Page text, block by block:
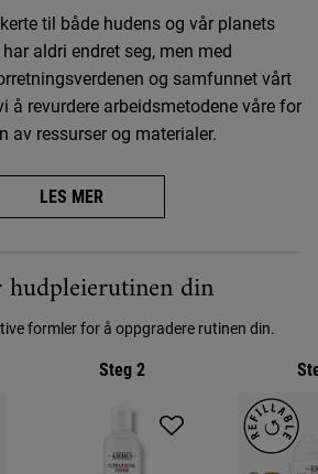
til både hudens og vår planets
aldri endret seg, men med
og samfunnet vårt
å revurdere arbeidsmetodene våre for
av ressurser og materialer.
LES MER
din
formler for å oppgradere rutinen din.
Steg 2